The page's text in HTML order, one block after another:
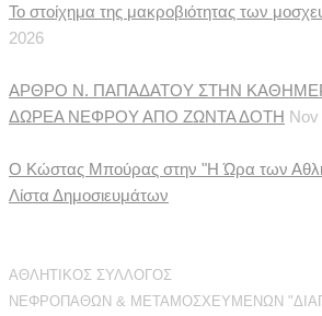
Το στοίχημα της μακροβιότητας των
2026
ΑΡΘΡΟ Ν. ΠΑΠΑΔΑΤΟΥ ΣΤΗΝ
ΔΩΡΕΑ ΝΕΦΡΟΥ ΑΠΟ ΖΩΝΤΑ ΔΟΤΗ Nov
Ο Κώστας Μπούρας στην "Η Ώρα των
Λίστα Δημοσιευμάτων
ΑΘΛΗΤΙΚΟΣ ΣΥΛΛΟΓΟΣ
ΝΕΦΡΟΠΑΘΩΝ & ΜΕΤΑΜΟΣΧΕΥΜΕΝΩΝ